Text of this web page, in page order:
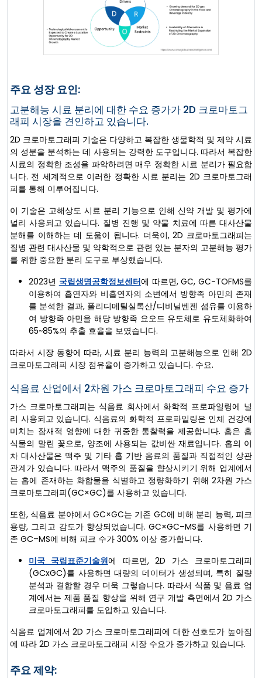
주요 성장 요인:
고분해능 시료 분리에 대한 수요 증가가 2D 크로마토그
래피 시장을 견인하고 있습니다.
2D 크로마토그래피 기술은 다양하고 복잡한 생물학적 및 제약 시료
의 성분을 분석하는 데 사용되는 강력한 도구입니다. 따라서 복잡한
시료의 정확한 조성을 파악하려면 매우 정확한 시료 분리가 필요합
니다. 전 세계적으로 이러한 정확한 시료 분리는 2D 크로마토그래
피를 통해 이루어집니다.
이 기술은 고해상도 시료 분리 기능으로 인해 신약 개발 및 평가에
널리 사용되고 있습니다. 질병 진행 및 약물 치료에 따른 대사산물
분해를 이해하는 데 도움이 됩니다. 더욱이, 2D 크로마토그래피는
질병 관련 대사산물 및 약학적으로 관련 있는 분자의 고분해능 평가
를 위한 중요한 분리 도구로 부상했습니다.
2023년 국립생명공학정보센터에 따르면, GC, GC-TOFMS를
이용하여 흡연자와 비흡연자의 소변에서 방향족 아민의 존재
를 분석한 결과, 폴리디메틸실록산/디비닐벤젠 섬유를 이용하
여 방향족 아민을 해당 방향족 요오드 유도체로 유도체화하여
65~85%의 추출 효율을 보였습니다.
따라서 시장 동향에 따라, 시료 분리 능력의 고분해능으로 인해 2D
크로마토그래피 시장 점유율이 증가하고 있습니다. 수요.
식음료 산업에서 2차원 가스 크로마토그래피 수요 증가
가스 크로마토그래피는 식음료 회사에서 화학적 프로파일링에 널
리 사용되고 있습니다. 식음료의 화학적 프로파일링은 인체 건강에
미치는 잠재적 영향에 대한 귀중한 통찰력을 제공합니다. 홉은 홉
식물의 말린 꽃으로, 양조에 사용되는 값비싼 재료입니다. 홉의 이
차 대사산물은 맥주 및 기타 홉 기반 음료의 품질과 직접적인 상관
관계가 있습니다. 따라서 맥주의 품질을 향상시키기 위해 업계에서
는 홉에 존재하는 화합물을 식별하고 정량화하기 위해 2차원 가스
크로마토그래피(GC×GC)를 사용하고 있습니다.
또한, 식음료 분야에서 GC×GC는 기존 GC에 비해 분리 능력, 피크
용량, 그리고 감도가 향상되었습니다. GC×GC–MS를 사용하면 기
존 GC–MS에 비해 피크 수가 300% 이상 증가합니다.
미국 국립표준기술원에 따르면, 2D 가스 크로마토그래피
(GCxGC)를 사용하면 대량의 데이터가 생성되며, 특히 질량
분석과 결합할 경우 더욱 그렇습니다. 따라서 식품 및 음료 업
계에서는 제품 품질 향상을 위해 연구 개발 측면에서 2D 가스
크로마토그래피를 도입하고 있습니다.
식음료 업계에서 2D 가스 크로마토그래피에 대한 선호도가 높아짐
에 따라 2D 가스 크로마토그래피 시장 수요가 증가하고 있습니다.
주요 제약: